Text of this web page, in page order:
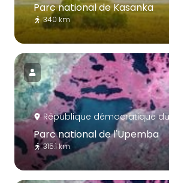
Parc national de Kasanka
340 km
République démocratique
Parc national de l'Upemba
315.1 km